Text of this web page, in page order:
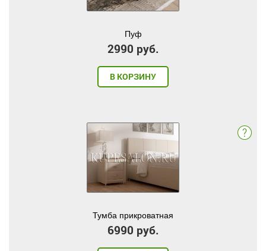
Пуф
2990 руб.
В КОРЗИНУ
Тумба прикроватная
6990 руб.